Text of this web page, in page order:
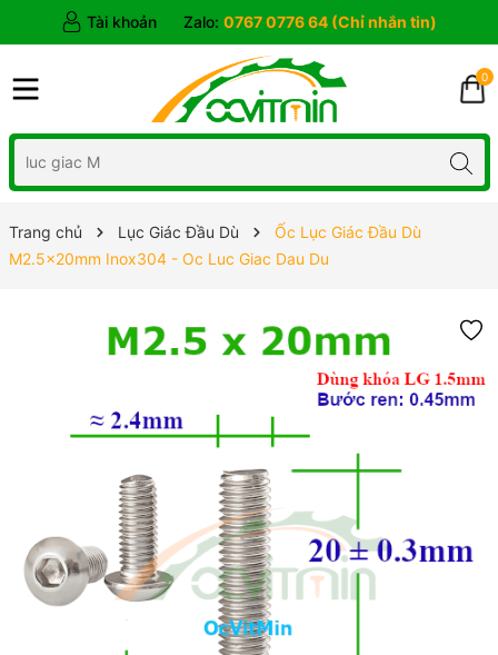
Tài khoản Zalo: 0767 0776 64 (Chỉ nhắn tin)
0
Trang chủ Lục Giác Đầu Dù
Ốc Lục Giác Đầu Dù
M2.5x20mm Inox304 - Oc Luc Giac Dau Du